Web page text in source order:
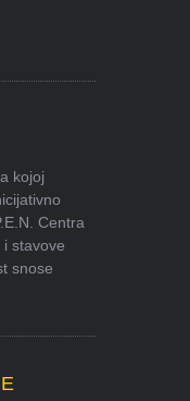
kojoj
Centra
stavove
snose